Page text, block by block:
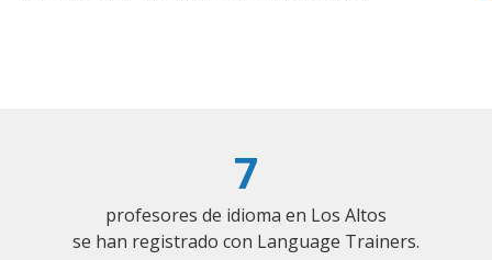
7
profesores de idioma en Los Altos
se han registrado con Language Trainers.